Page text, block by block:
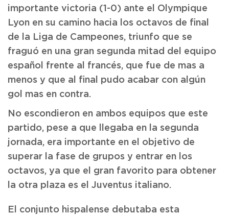
importante victoria (1-0) ante el Olympique
Lyon en su camino hacia los octavos de final
de la Liga de Campeones, triunfo que se
fraguó en una gran segunda mitad del equipo
español frente al francés, que fue de mas a
menos y que al final pudo acabar con algún
gol mas en contra.
No escondieron en ambos equipos que este
partido, pese a que llegaba en la segunda
jornada, era importante en el objetivo de
superar la fase de grupos y entrar en los
octavos, ya que el gran favorito para obtener
la otra plaza es el Juventus italiano.
El conjunto hispalense debutaba esta